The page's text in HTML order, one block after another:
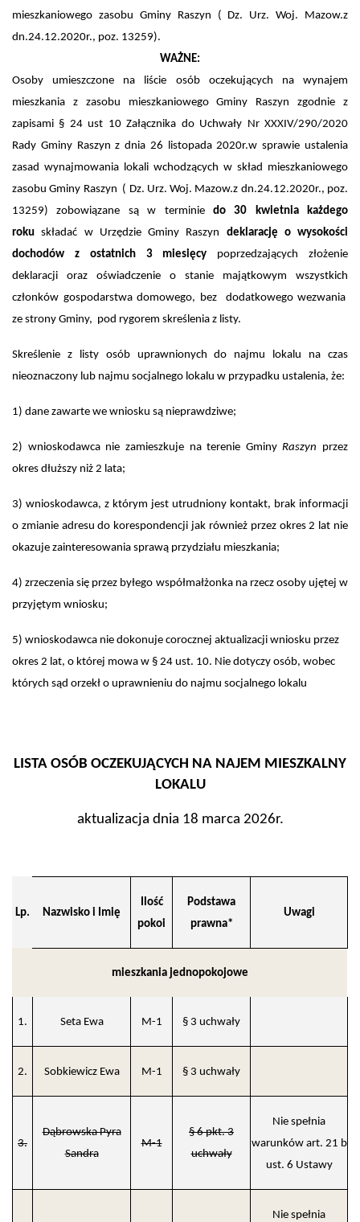
mieszkaniowego zasobu Gminy Raszyn ( Dz. Urz. Woj. Mazow.z
dn.24.12.2020r., poz. 13259).
WAŻNE:
Osoby umieszczone na liście osób oczekujących na wynajem
mieszkania z zasobu mieszkaniowego Gminy Raszyn zgodnie z
zapisami § 24 ust 10 Załącznika do Uchwały Nr XXXIV/290/2020
Rady Gminy Raszyn z dnia 26 listopada 2020r.w sprawie ustalenia
zasad wynajmowania lokali wchodzących w skład mieszkaniowego
zasobu Gminy Raszyn ( Dz. Urz. Woj. Mazow.z dn.24.12.2020r., poz.
13259)zobowiązane są w terminie do 30 kwietnia każdego
rokuskładać w Urzędzie Gminy Raszyn deklarację o wysokości
dochodów z ostatnich 3 miesięcy poprzedzających złożenie
deklaracji oraz oświadczenie o stanie majątkowym wszystkich
członków gospodarstwa domowego, bez dodatkowego wezwania
ze strony Gminy, pod rygorem skreślenia z listy.
Skreślenie z listy osób uprawnionych do najmu lokalu na czas
nieoznaczony lub najmu socjalnego lokalu w przypadku ustalenia, że:
1) dane zawarte we wniosku są nieprawdziwe;
2) wnioskodawca nie zamieszkuje na terenie GminyRaszyn przez
okres dłuższy niż 2 lata;
3) wnioskodawca, z którym jest utrudniony kontakt, brak informacji
o zmianie adresu do korespondencji jak również przez okres 2 lat nie
okazuje zainteresowania sprawą przydziału mieszkania;
4) zrzeczenia się przez byłego współmałżonka na rzecz osoby ujętej w
przyjętym wniosku;
5) wnioskodawca nie dokonuje corocznej aktualizacji wniosku przez
okres 2 lat, o której mowa w § 24 ust. 10. Nie dotyczy osób, wobec
których sąd orzekł o uprawnieniu do najmu socjalnego lokalu
LISTA OSÓB OCZEKUJĄCYCH NA NAJEM MIESZKALNY
LOKALU
aktualizacja dnia 18 marca 2026r.
Lp. Nazwisko i Imię
Ilość
pokoi
Podstawa
prawna*
Uwagi
mieszkania jednopokojowe
1. Seta Ewa M-1 § 3 uchwały
2. Sobkiewicz Ewa M-1 § 3 uchwały
3.
Dąbrowska Pyra
Sandra
M-1
§ 6 pkt. 3
uchwały
Nie spełnia
warunków art. 21 b
ust. 6 Ustawy
Nie spełnia